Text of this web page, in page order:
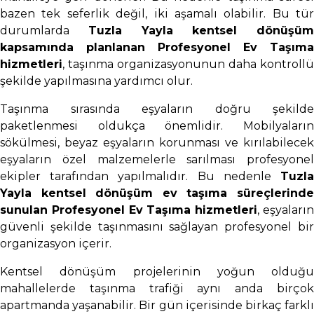
bazen tek seferlik değil, iki aşamalı olabilir. Bu tür
durumlarda Tuzla Yayla kentsel dönüşüm
kapsamında planlanan Profesyonel Ev Taşıma
hizmetleri, taşınma organizasyonunun daha kontrollü
şekilde yapılmasına yardımcı olur.
Taşınma sırasında eşyaların doğru şekilde
paketlenmesi oldukça önemlidir. Mobilyaların
sökülmesi, beyaz eşyaların korunması ve kırılabilecek
eşyaların özel malzemelerle sarılması profesyonel
ekipler tarafından yapılmalıdır. Bu nedenle Tuzla
Yayla kentsel dönüşüm ev taşıma süreçlerinde
sunulan Profesyonel Ev Taşıma hizmetleri, eşyaların
güvenli şekilde taşınmasını sağlayan profesyonel bir
organizasyon içerir.
Kentsel dönüşüm projelerinin yoğun olduğu
mahallelerde taşınma trafiği aynı anda birçok
apartmanda yaşanabilir. Bir gün içerisinde birkaç farklı